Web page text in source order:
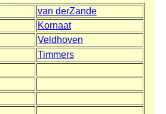
van derZande
Kornaat
Veldhoven
Timmers